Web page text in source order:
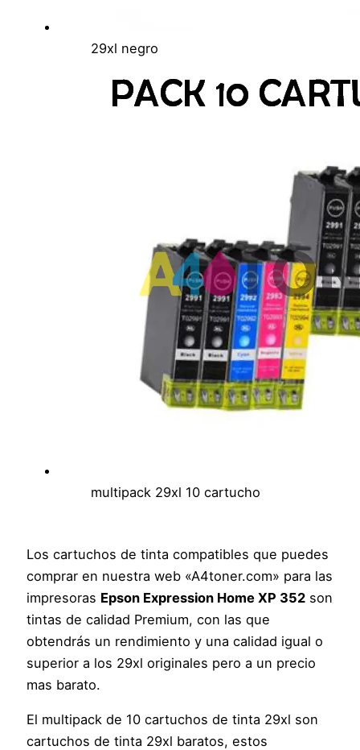
29xl negro
multipack 29xl 10 cartucho
Los cartuchos de tinta compatibles que puedes
comprar en nuestra web «A4toner.com» para las
impresoras Epson Expression Home XP 352 son
tintas de calidad Premium, con las que
obtendrás un rendimiento y una calidad igual o
superior a los 29xl originales pero a un precio
mas barato.
El multipack de 10 cartuchos de tinta 29xl son
cartuchos de tinta 29xl baratos, estos